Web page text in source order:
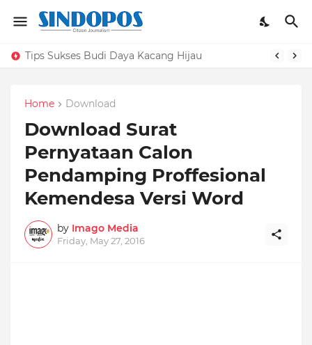
Tips Sukses Budi Daya Kacang Hijau
Home Download
Download Surat
Pernyataan Calon
Pendamping Proffesional
Kemendesa Versi Word
by Imago Media
Friday, May 27, 2016